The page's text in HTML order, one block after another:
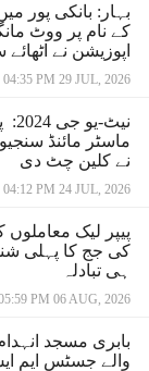
بہار: بانکی پور
کے نام پر ووٹ
اپوزیشن نے
04:35 PM 29 JUL, 2026
ماسٹر مائنڈ
نے کلین چٹ دی
04:12 PM 24 JUL, 2026
پیپر لیک
کی جج کا پہلی
ہی تبادلہ
PM 06 AUG, 2026
بابری مسجد
والے جسٹس ایم